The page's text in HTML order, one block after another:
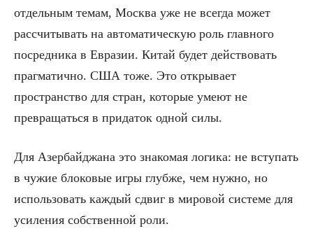
отдельным темам, Москва уже не всегда может
рассчитывать на автоматическую роль главного
посредника в Евразии. Китай будет действовать
прагматично. США тоже. Это открывает
пространство для стран, которые умеют не
превращаться в придаток одной силы.
Для Азербайджана это знакомая логика: не вступать
в чужие блоковые игры глубже, чем нужно, но
использовать каждый сдвиг в мировой системе для
усиления собственной роли.